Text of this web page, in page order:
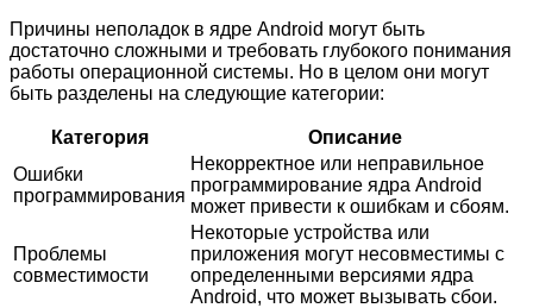
Причины неполадок в ядре Android могут быть
достаточно сложными и требовать глубокого понимания
работы операционной системы. Но в целом они могут
быть разделены на следующие категории:
Категория
Описание
Ошибки
программирования
Некорректное или неправильное
программирование ядра Android
может привести к ошибкам и сбоям.
Проблемы
совместимости
Некоторые устройства или
приложения могут несовместимы с
определенными версиями ядра
Android, что может вызывать сбои.